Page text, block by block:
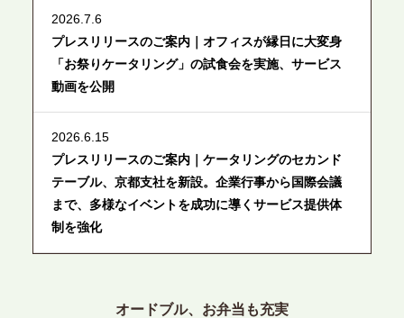
2026.7.6
プレスリリースのご案内｜オフィスが縁日に大変身
「お祭りケータリング」の試食会を実施、サービス
動画を公開
2026.6.15
プレスリリースのご案内｜ケータリングのセカンド
テーブル、京都支社を新設。企業行事から国際会議
まで、多様なイベントを成功に導くサービス提供体
制を強化
プレスリリースのご案内｜ケータリングのセカンド
オードブル、お弁当も充実